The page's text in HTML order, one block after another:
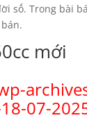
số. Trong bài
mới
07-